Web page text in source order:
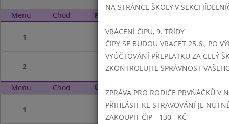
Menu Chod Pondělí 17. 8. 2020 (11:15 - 14:00)
1
2
Menu Chod Úterý 18. 8. 2020 (11:15 - 14:00)
1
NA STRÁNCE ŠKOLY,V SEKCI
VRÁCENÍ ČIPU, 9. TŘÍDY
ČIPY SE BUDOU VRACET 25.6., PO
VYÚČTOVÁNÍ PŘEPLATKU ZA CELÝ
ZKONTROLUJTE SPRÁVNOST
ZPRÁVA PRO RODIČE PRVŇÁČKŮ V
PŘIHLÁSIT KE STRAVOVÁNÍ JE
ZAKOUPIT ČIP - 130,- KČ